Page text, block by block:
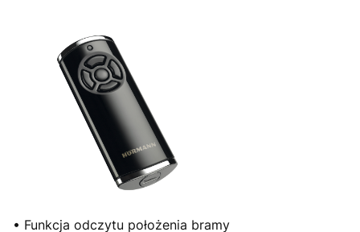
• Funkcja odczytu położenia bramy